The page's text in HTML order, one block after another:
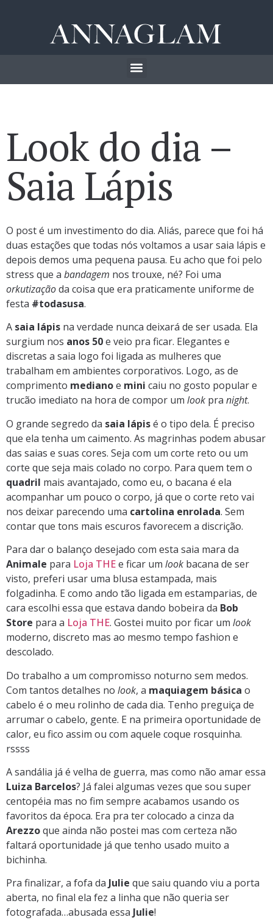
Look do dia –
Saia Lápis
O post é um investimento do dia. Aliás, parece que foi há
duas estações que todas nós voltamos a usar saia lápis e
depois demos uma pequena pausa. Eu acho que foi pelo
stress que a bandagem nos trouxe, né? Foi uma
orkutizaçãoda coisa que era praticamente uniforme de
festa #todasusa.
A saia lápis na verdade nunca deixará de ser usada. Ela
surgium nos anos 50e veio pra ficar. Elegantes e
discretas a saia logo foi ligada as mulheres que
trabalham em ambientes corporativos. Logo, as de
comprimento medianoe mini caiu no gosto popular e
trucão imediato na hora de compor um look pra night.
O grande segredo da saia lápisé o tipo dela. É preciso
que ela tenha um caimento. As magrinhas podem abusar
das saias e suas cores. Seja com um corte reto ou um
corte que seja mais colado no corpo. Para quem tem o
quadril mais avantajado, como eu, o bacana é ela
acompanhar um pouco o corpo, já que o corte reto vai
nos deixar parecendo uma cartolina enrolada. Sem
contar que tons mais escuros favorecem a discrição.
Para dar o balanço desejado com esta saia mara da
Animale para Loja THEe ficar um look bacana de ser
visto, preferi usar uma blusa estampada, mais
folgadinha. E como ando tão ligada em estamparias, de
cara escolhi essa que estava dando bobeira da Bob
Store para a Loja THE. Gostei muito por ficar um look
moderno, discreto mas ao mesmo tempo fashion e
descolado.
Do trabalho a um compromisso noturno sem medos.
Com tantos detalhes no look, a maquiagem básica o
cabelo é o meu rolinho de cada dia. Tenho preguiça de
arrumar o cabelo, gente. E na primeira oportunidade de
calor, eu fico assim ou com aquele coque rosquinha.
rssss
A sandália já é velha de guerra, mas como não amar essa
Luiza Barcelos? Já falei algumas vezes que sou super
centopéia mas no fim sempre acabamos usando os
favoritos da época. Era pra ter colocado a cinza da
Arezzoque ainda não postei mas com certeza não
faltará oportunidade já que tenho usado muito a
bichinha.
Pra finalizar, a fofa da Julie que saiu quando viu a porta
aberta, no final ela fez a linha que não queria ser
fotografada…abusada essa Julie!